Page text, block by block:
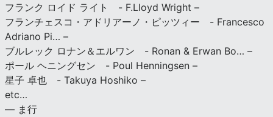
フランク ロイド ライト - F.Lloyd Wright –
フランチェスコ・アドリアーノ・ピッツィー - Francesco
Adriano Pi… –
ブルレック ロナン＆エルワン - Ronan & Erwan Bo… –
ポール ヘニングセン - Poul Henningsen –
星子 卓也 - Takuya Hoshiko –
etc…
— ま行